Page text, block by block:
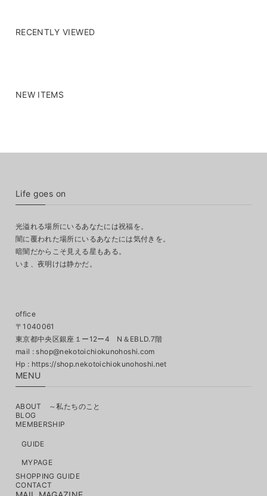
RECENTLY VIEWED
NEW ITEMS
Life goes on
光溢れる場所にいるあなたには祝福を。
闇に覆われた場所にいるあなたには気付きを。
暗闇だからこそ見える星もある。
いま、夜明けは静かだ。
office
〒1040061
東京都中央区銀座１ー12ー4 N＆EBLD.7階
mail : shop@nekotoichiokunohoshi.com
MENU
ABOUT ～私たちのこと
BLOG
MEMBERSHIP
GUIDE
MYPAGE
SHOPPING GUIDE
CONTACT